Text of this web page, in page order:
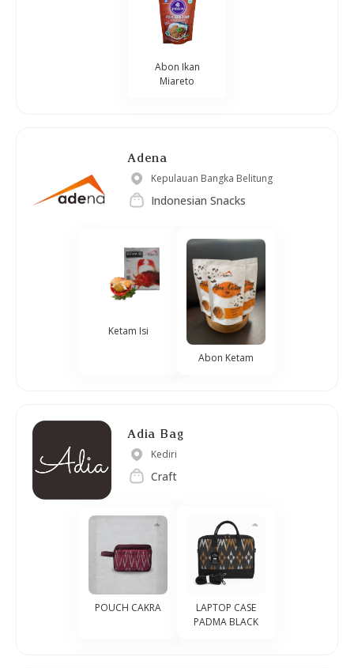
Abon Ikan
Miareto
Adena
Kepulauan Bangka Belitung
Indonesian Snacks
Ketam Isi
Abon Ketam
Adia Bag
Kediri
Craft
POUCH CAKRA
LAPTOP CASE
PADMA BLACK